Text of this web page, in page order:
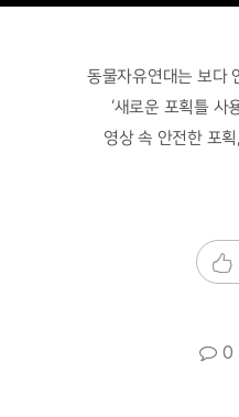
동물자유연대는 보다
‘새로운 포획틀 사
영상 속 안전한 포획,
0